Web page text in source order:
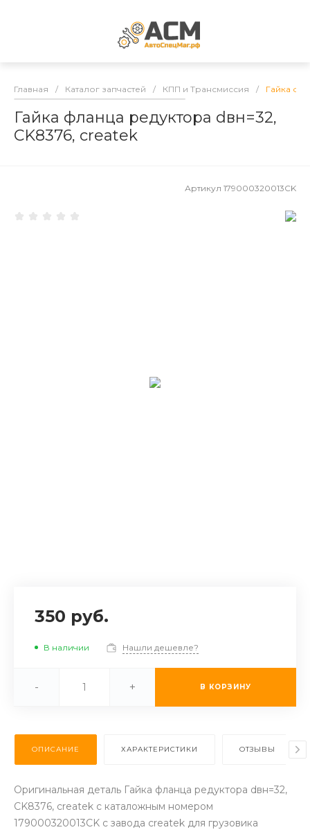
Главная / Каталог запчастей / КПП и Трансмиссия / Гайка
Гайка фланца редуктора dвн=32,
CK8376, createk
Артикул 179000320013CK
350 руб.
В наличии Нашли дешевле?
- + В КОРЗИНУ
ОПИСАНИЕ ХАРАКТЕРИСТИКИ ОТЗЫВЫ
Оригинальная деталь Гайка фланца редуктора dвн=32,
CK8376, createk с каталожным номером
179000320013CK с завода createk для грузовика